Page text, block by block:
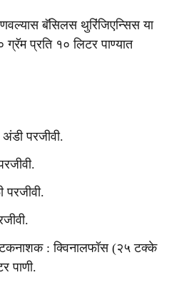
बॅसिलस थुरिंजिएन्सिस या
प्रति १० लिटर पाण्यात
परजीवी.
परजीवी.
: क्विनालफॉस (२५ टक्के
पाणी.